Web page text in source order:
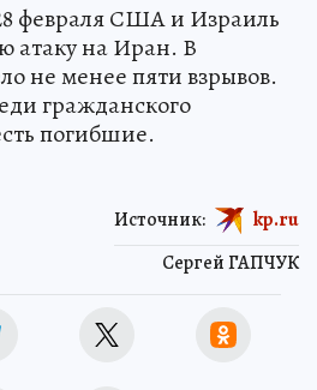
февраля США и Израиль
атаку на Иран. В
не менее пяти взрывов.
гражданского
погибшие.
Сергей ГАПЧУК
Источник: kp.ru